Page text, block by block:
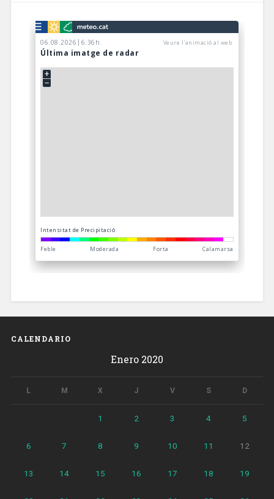
CALENDARIO
Enero 2020
L M X J V S D
1 2 3 4 5
6 7 8 9 10 11 12
13 14 15 16 17 18 19